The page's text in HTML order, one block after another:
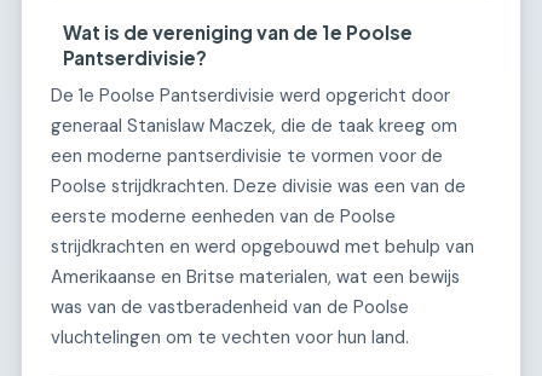
Wat is de vereniging van de 1e Poolse
Pantserdivisie?
De 1e Poolse Pantserdivisie werd opgericht door
generaal Stanislaw Maczek, die de taak kreeg om
een moderne pantserdivisie te vormen voor de
Poolse strijdkrachten. Deze divisie was een van de
eerste moderne eenheden van de Poolse
strijdkrachten en werd opgebouwd met behulp van
Amerikaanse en Britse materialen, wat een bewijs
was van de vastberadenheid van de Poolse
vluchtelingen om te vechten voor hun land.